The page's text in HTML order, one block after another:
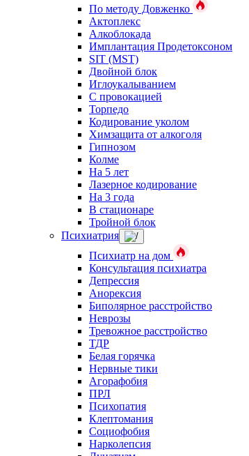
По методу Довженко
Актоплекс
Алкоблокада
Имплантация Продетоксоном
SIT (MST)
Двойной блок
Иглоукалыванием
С провокацией
Торпедо
Кодирование уколом
Химзащита от алкоголя
Гипнозом
Колме
На 5 лет
Лазерное кодирование
На 3 года
В стационаре
Тройной блок
Психиатрия
Психиатр на дом
Консультация психиатра
Депрессия
Анорексия
Биполярное расстройство
Неврозы
Тревожное расстройство
ТДР
Белая горячка
Нервные тики
Агорафобия
ПРЛ
Психопатия
Клептомания
Социофобия
Нарколепсия